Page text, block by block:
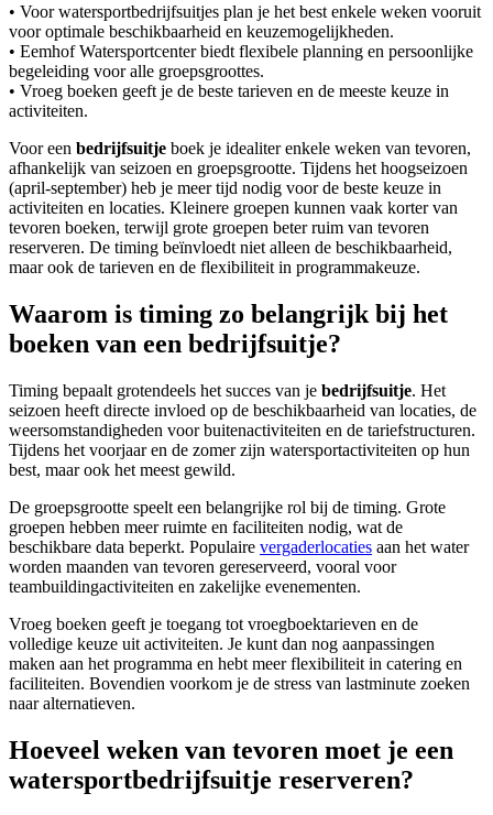
• Voor watersportbedrijfsuitjes plan je het best enkele weken vooruit
voor optimale beschikbaarheid en keuzemogelijkheden.
• Eemhof Watersportcenter biedt flexibele planning en persoonlijke
begeleiding voor alle groepsgroottes.
• Vroeg boeken geeft je de beste tarieven en de meeste keuze in
activiteiten.
Voor een bedrijfsuitje boek je idealiter enkele weken van tevoren,
afhankelijk van seizoen en groepsgrootte. Tijdens het hoogseizoen
(april-september) heb je meer tijd nodig voor de beste keuze in
activiteiten en locaties. Kleinere groepen kunnen vaak korter van
tevoren boeken, terwijl grote groepen beter ruim van tevoren
reserveren. De timing beïnvloedt niet alleen de beschikbaarheid,
maar ook de tarieven en de flexibiliteit in programmakeuze.
Waarom is timing zo belangrijk bij het
boeken van een bedrijfsuitje?
Timing bepaalt grotendeels het succes van je bedrijfsuitje. Het
seizoen heeft directe invloed op de beschikbaarheid van locaties, de
weersomstandigheden voor buitenactiviteiten en de tariefstructuren.
Tijdens het voorjaar en de zomer zijn watersportactiviteiten op hun
best, maar ook het meest gewild.
De groepsgrootte speelt een belangrijke rol bij de timing. Grote
groepen hebben meer ruimte en faciliteiten nodig, wat de
beschikbare data beperkt. Populaire vergaderlocaties aan het water
worden maanden van tevoren gereserveerd, vooral voor
teambuildingactiviteiten en zakelijke evenementen.
Vroeg boeken geeft je toegang tot vroegboektarieven en de
volledige keuze uit activiteiten. Je kunt dan nog aanpassingen
maken aan het programma en hebt meer flexibiliteit in catering en
faciliteiten. Bovendien voorkom je de stress van lastminute zoeken
naar alternatieven.
Hoeveel weken van tevoren moet je een
watersportbedrijfsuitje reserveren?